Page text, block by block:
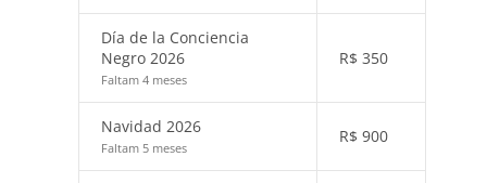
Día de la Conciencia
Negro 2026
Faltam 4 meses
R$ 350
Navidad 2026
Faltam 5 meses
R$ 900